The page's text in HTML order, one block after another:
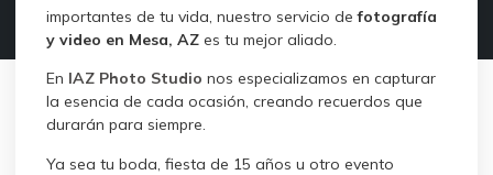
importantes de tu vida, nuestro servicio defotografía
y video en Mesa, AZ es tu mejor aliado.
En IAZ Photo Studio nos especializamos en capturar
la esencia de cada ocasión, creando recuerdos que
durarán para siempre.
Ya sea tu boda, fiesta de 15 años u otro evento